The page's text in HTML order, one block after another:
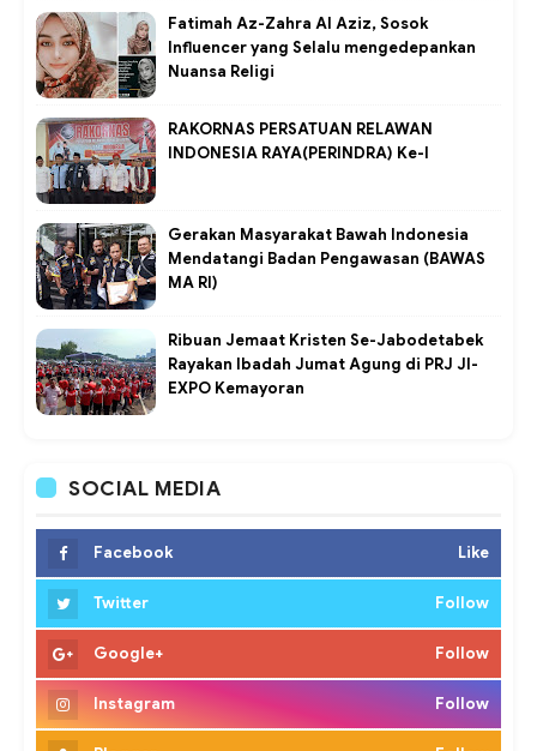
Fatimah Az-Zahra Al Aziz, Sosok
Influencer yang Selalu mengedepankan
Nuansa Religi
RAKORNAS PERSATUAN RELAWAN
INDONESIA RAYA(PERINDRA) Ke-I
Gerakan Masyarakat Bawah Indonesia
Mendatangi Badan Pengawasan (BAWAS
MA RI)
Ribuan Jemaat Kristen Se-Jabodetabek
Rayakan Ibadah Jumat Agung di PRJ JI-
EXPO Kemayoran
SOCIAL MEDIA
Facebook Like
Twitter Follow
Google+ Follow
Instagram Follow